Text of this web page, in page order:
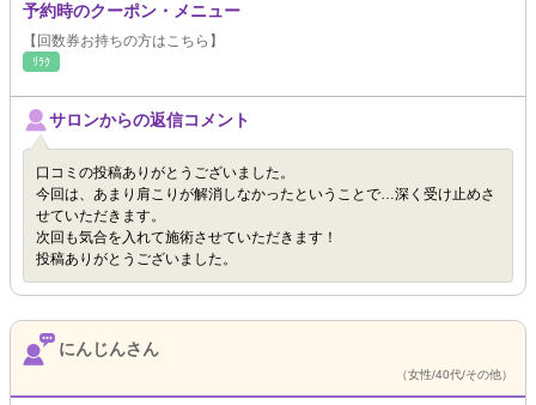
予約時のクーポン・メニュー
【回数券お持ちの方はこちら】
ﾘﾗｸ
サロンからの返信コメント
口コミの投稿ありがとうございました。
今回は、あまり肩こりが解消しなかったということで…深く受け止めさ
せていただきます。
次回も気合を入れて施術させていただきます！
投稿ありがとうございました。
にんじんさん
（女性/40代/その他）